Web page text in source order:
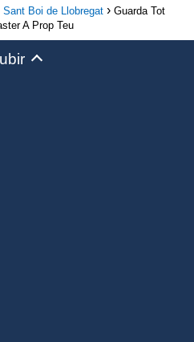
Sant Boi de Llobregat
Guarda Tot
A Prop Teu